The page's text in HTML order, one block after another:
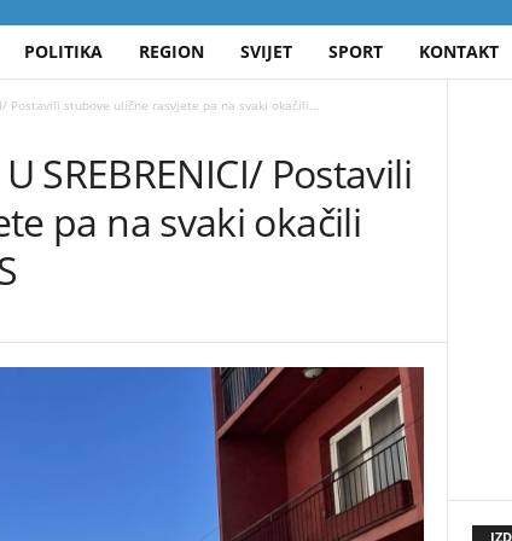
POLITIKA REGION SVIJET SPORT KONTAKT
Postavili stubove ulične rasvjete pa na svaki okačili...
SREBRENICI/ Postavili
pa na svaki okačili